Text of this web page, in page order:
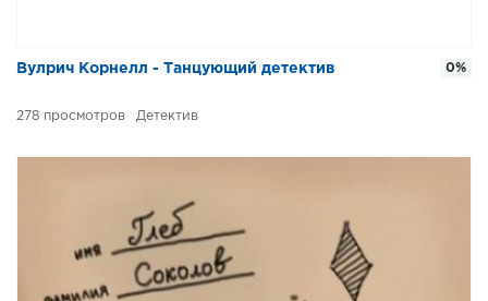
Вулрич Корнелл - Танцующий детектив
278 Детектив
0%